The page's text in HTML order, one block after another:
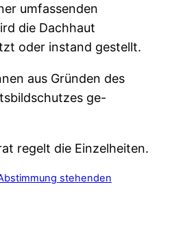
umfassenden
die Dachhaut
oder instand gestellt.
aus Gründen des
ge-
regelt die Einzelheiten.
stehenden